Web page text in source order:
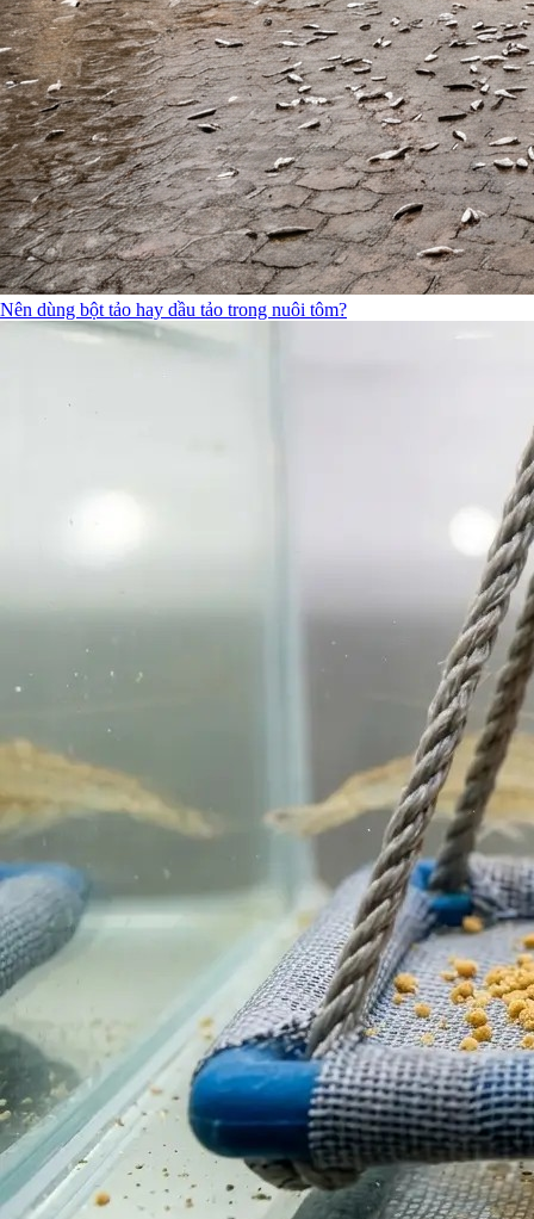
Nên dùng bột tảo hay dầu tảo trong nuôi tôm?